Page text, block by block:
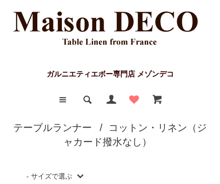
ガルニエティエボー専門店 メゾンデコ
テーブルランナー /
コットン・リネン（ジ
ャカード撥水なし）
- サイズで選ぶ